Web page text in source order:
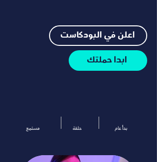
اعلن في البودكاست
ابدا حملتك
مستمع بدأ عام حلقة